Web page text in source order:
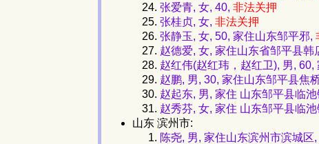
张爱青, 女, 40, 非法关押
张桂贞, 女, 非法关押
张静玉, 女, 50, 家住山东邹平邪,
赵德爱, 女, 家住山东省邹平县韩
赵红伟(赵红玮，赵红卫), 男,
赵鹏, 男, 30, 家住山东邹平县焦
赵起东, 男, 家住 山东邹平县临
赵秀芬, 女, 家住 山东邹平县临
山东 滨州市:
陈尧, 男, 家住山东滨州市滨城区,